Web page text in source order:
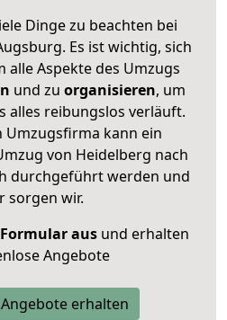
Dinge zu beachten bei
Es ist wichtig, sich
alle Aspekte des Umzugs
und zu organisieren, um
alles reibungslos verläuft.
kann ein
von Heidelberg nach
durchgeführt werden und
sorgen wir.
ausund erhalten
Angebote
erhalten